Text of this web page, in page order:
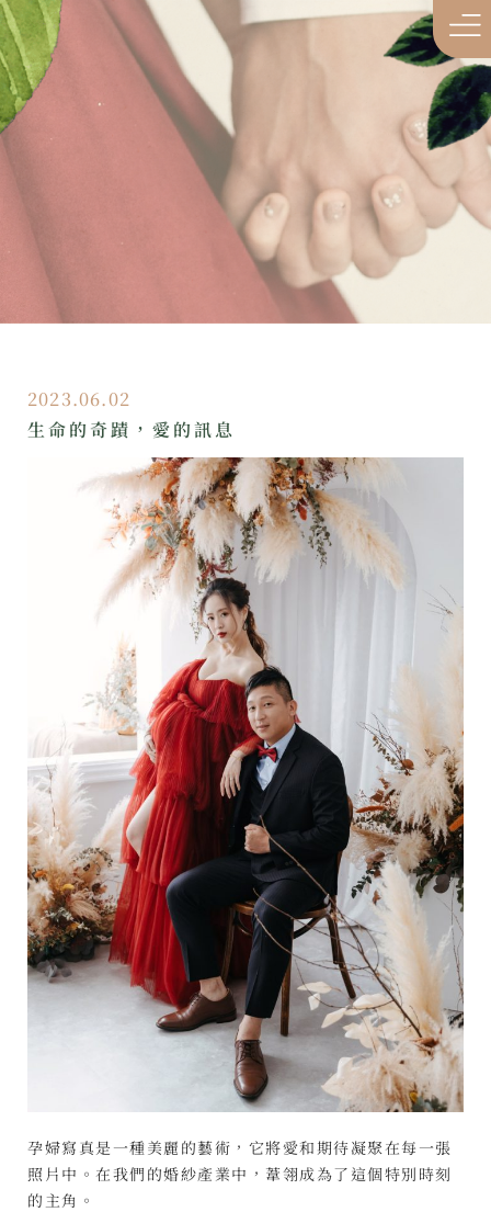
2023.06.02
生命的奇蹟，愛的訊息
孕婦寫真是一種美麗的藝術，它將愛和期待凝聚在每一張
照片中。在我們的婚紗產業中，葦翎成為了這個特別時刻
的主角。